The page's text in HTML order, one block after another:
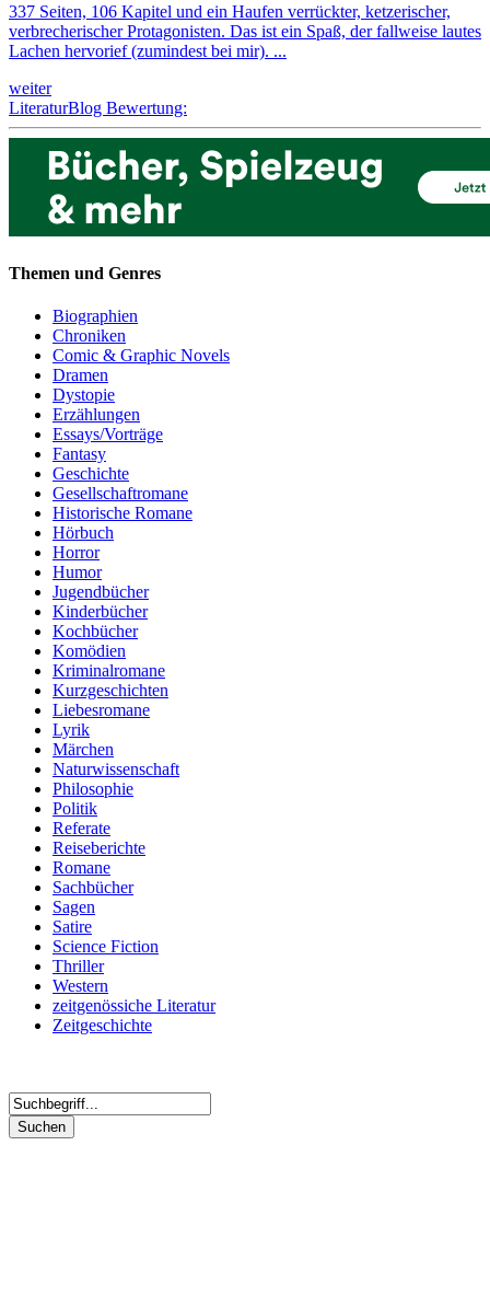
337 Seiten, 106 Kapitel und ein Haufen verrückter, ketzerischer,
verbrecherischer Protagonisten. Das ist ein Spaß, der fallweise lautes
Lachen hervorief (zumindest bei mir). ...
weiter
LiteraturBlog Bewertung:
Themen und Genres
Biographien
Chroniken
Comic & Graphic Novels
Dramen
Dystopie
Erzählungen
Essays/Vorträge
Fantasy
Geschichte
Gesellschaftromane
Historische Romane
Hörbuch
Horror
Humor
Jugendbücher
Kinderbücher
Kochbücher
Komödien
Kriminalromane
Kurzgeschichten
Liebesromane
Lyrik
Märchen
Naturwissenschaft
Philosophie
Politik
Referate
Reiseberichte
Romane
Sachbücher
Sagen
Satire
Science Fiction
Thriller
Western
zeitgenössiche Literatur
Zeitgeschichte